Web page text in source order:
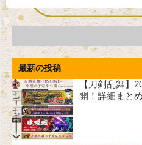
最新の投稿
【刀剣乱舞】
開！詳細まとめ